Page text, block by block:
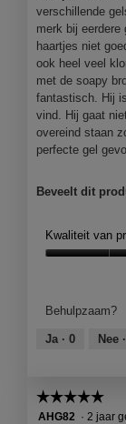
verschillende
merk bij eerdere
haartjes niet
ook heel veel
met de soapy
fantastisch. Hij
vind. Hij gaat
overeind staan
perfecte gel
Beveelt dit
Kwaliteit van
5
van
Behulpzaam?
Ja · 0 Nee ·
☆☆☆☆☆
☆☆☆☆☆
5
AHG82 · 2 jaar